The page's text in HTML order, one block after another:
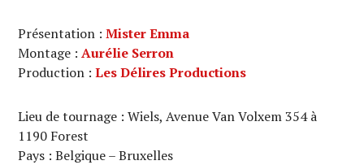
Présentation :Mister Emma
Montage :Aurélie Serron
Production :Les Délires Productions
Lieu de tournage : Wiels, Avenue Van Volxem 354 à
1190 Forest
Pays : Belgique – Bruxelles